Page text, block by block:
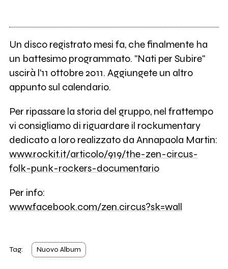
Un disco registrato mesi fa, che finalmente ha
un battesimo programmato. "Nati per Subire"
uscirà l'11 ottobre 2011. Aggiungete un altro
appunto sul calendario.
Per ripassare la storia del gruppo, nel frattempo
vi consigliamo di riguardare il rockumentary
dedicato a loro realizzato da Annapaola Martin:
www.rockit.it/articolo/919/the-zen-circus-
folk-punk-rockers-documentario
Per info:
www.facebook.com/zen.circus?sk=wall
Tag: Nuovo Album